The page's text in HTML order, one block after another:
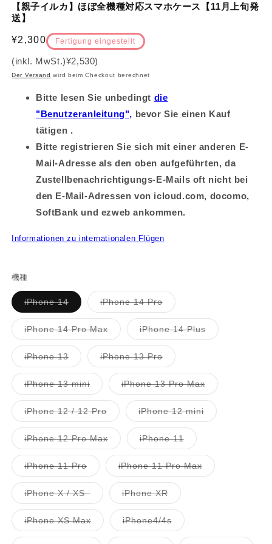
【親子イルカ】ほぼ全機種対応スマホケース【11月上旬発
送】
Normalpreis
¥2,300 Fertigung eingestellt
(inkl. MwSt.)¥2,530)
Der Versand wird beim Checkout berechnet
Bitte lesen Sie unbedingt die
"Benutzeranleitung", bevor Sie einen Kauf
tätigen .
Bitte registrieren Sie sich mit einer anderen E-
Mail-Adresse als den oben aufgeführten, da
Zustellbenachrichtigungs-E-Mails oft nicht bei
den E-Mail-Adressen von icloud.com, docomo,
SoftBank und ezweb ankommen.
Informationen zu internationalen Flügen
機種
iPhone 14Variante
ausverkauft
oder
nicht
verfügbar
iPhone 14 ProVariante
ausverkauft
oder
nicht
verfügbar
iPhone 14 Pro MaxVariante
ausverkauft
oder
nicht
verfügbar
iPhone 14 PlusVariante
ausverkauft
iPhone 13Variante
ausverkauft
oder
nicht
verfügbar
iPhone 13 ProVariante
ausverkauft
oder
nicht
verfügbar
iPhone 13 miniVariante
ausverkauft
oder
nicht
verfügbar
iPhone 13 Pro MaxVariante
ausverkauft
oder
nicht
verfügbar
iPhone 12 / 12 ProVariante
ausverkauft
oder
nicht
verfügbar
iPhone 12 miniVariante
ausverkauft
iPhone 12 Pro MaxVariante
ausverkauft
oder
nicht
verfügbar
iPhone 11Variante
ausverkauft
oder
nicht
verfügbar
iPhone 11 ProVariante
ausverkauft
oder
nicht
verfügbar
iPhone 11 Pro MaxVariante
ausverkauft
iPhone X / XSVariante
ausverkauft
oder
nicht
verfügbar
iPhone XRVariante
ausverkauft
oder
nicht
verfügbar
iPhone XS MaxVariante
ausverkauft
oder
iPhone4/4sVariante
ausverkauft
oder